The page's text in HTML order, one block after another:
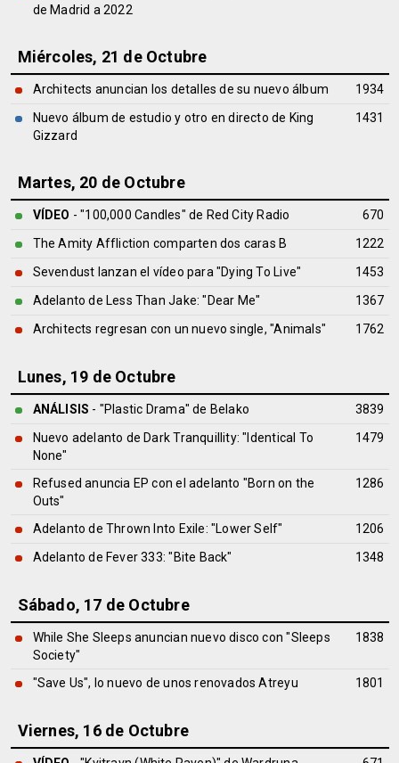
de Madrid a 2022
Miércoles, 21 de Octubre
Architects anuncian los detalles de su nuevo álbum
1934
Nuevo álbum de estudio y otro en directo de King
Gizzard
1431
Martes, 20 de Octubre
VÍDEO - "100,000 Candles" de Red City Radio
670
The Amity Affliction comparten dos caras B
1222
Sevendust lanzan el vídeo para "Dying To Live"
1453
Adelanto de Less Than Jake: "Dear Me"
1367
Architects regresan con un nuevo single, "Animals"
1762
Lunes, 19 de Octubre
ANÁLISIS - "Plastic Drama" de Belako
3839
Nuevo adelanto de Dark Tranquillity: "Identical To
None"
1479
Refused anuncia EP con el adelanto "Born on the
Outs"
1286
Adelanto de Thrown Into Exile: "Lower Self"
1206
Adelanto de Fever 333: "Bite Back"
1348
Sábado, 17 de Octubre
While She Sleeps anuncian nuevo disco con "Sleeps
Society"
1838
"Save Us", lo nuevo de unos renovados Atreyu 1801
Viernes, 16 de Octubre